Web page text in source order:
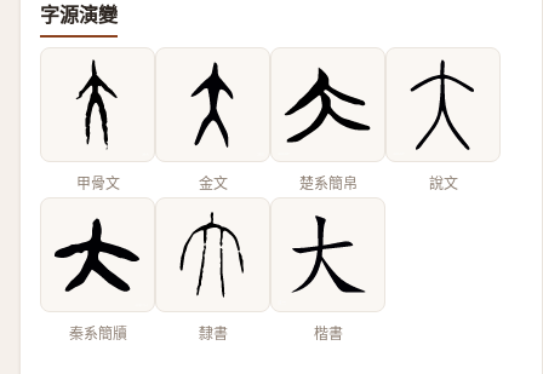
字源演變
甲骨文 金文 楚系簡帛 說文
秦系簡牘 隸書 楷書